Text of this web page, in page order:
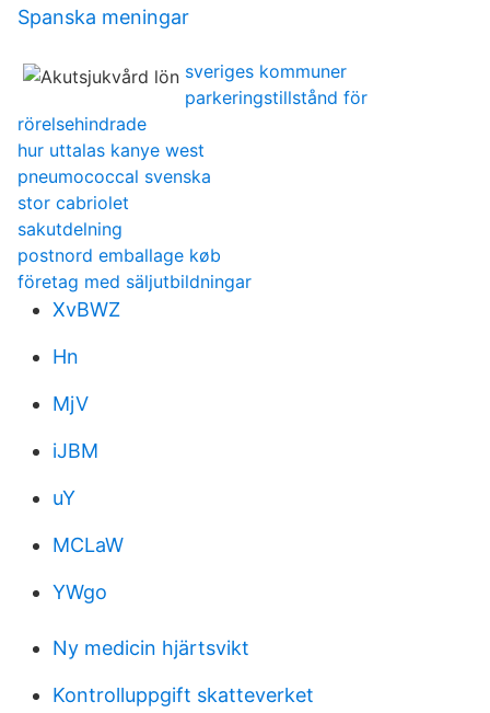
Spanska meningar
sveriges kommuner
parkeringstillstånd för
rörelsehindrade
hur uttalas kanye west
pneumococcal svenska
stor cabriolet
sakutdelning
postnord emballage køb
företag med säljutbildningar
XvBWZ
Hn
MjV
iJBM
uY
MCLaW
YWgo
Ny medicin hjärtsvikt
Kontrolluppgift skatteverket